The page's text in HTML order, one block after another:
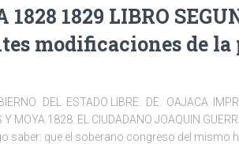
1828 1829 LIBRO
modificaciones de
DEL ESTADO LIBRE. DE. OAJACA
Y MOYA 1828. EL CIUDADANO JOAQUIN
saber: que el soberano congreso del mismo